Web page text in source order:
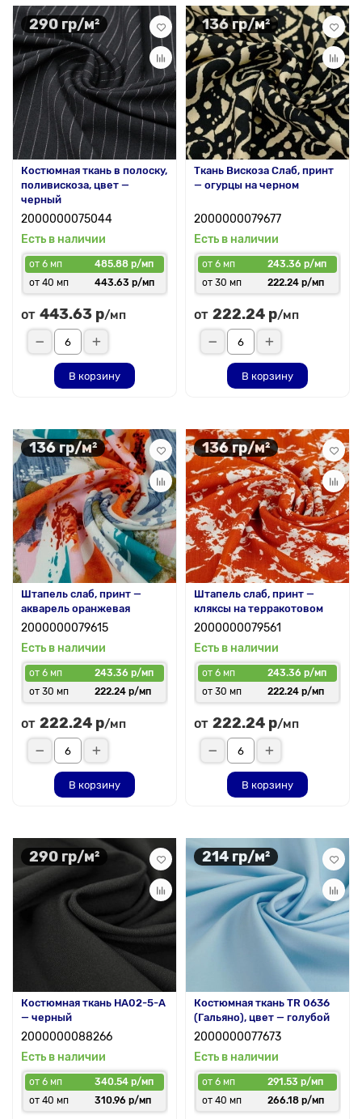
290 гр/м²
Костюмная ткань в полоску,
поливискоза, цвет —
черный
2000000075044
Есть в наличии
от 6 мп
485.88 р/мп
от 40 мп
443.63 р/мп
от 443.63 р/мп
В корзину
136 гр/м²
Ткань Вискоза Слаб, принт
— огурцы на черном
2000000079677
Есть в наличии
от 6 мп
243.36 р/мп
от 30 мп
222.24 р/мп
от 222.24 р/мп
В корзину
136 гр/м²
Штапель слаб, принт —
акварель оранжевая
2000000079615
Есть в наличии
от 6 мп
243.36 р/мп
от 30 мп
222.24 р/мп
от 222.24 р/мп
В корзину
136 гр/м²
Штапель слаб, принт —
кляксы на терракотовом
2000000079561
Есть в наличии
от 6 мп
243.36 р/мп
от 30 мп
222.24 р/мп
от 222.24 р/мп
В корзину
290 гр/м²
Костюмная ткань HA02-5-A
— черный
2000000088266
Есть в наличии
от 6 мп
340.54 р/мп
от 40 мп
310.96 р/мп
214 гр/м²
Костюмная ткань TR 0636
(Гальяно), цвет — голубой
2000000077673
Есть в наличии
от 6 мп
291.53 р/мп
от 40 мп
266.18 р/мп